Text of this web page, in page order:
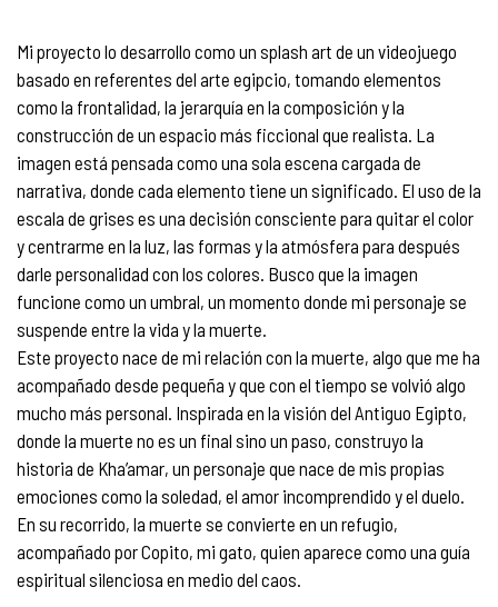
Mi proyecto lo desarrollo como un splash art de un videojuego
basado en referentes del arte egipcio, tomando elementos
como la frontalidad, la jerarquía en la composición y la
construcción de un espacio más ficcional que realista. La
imagen está pensada como una sola escena cargada de
narrativa, donde cada elemento tiene un significado. El uso de la
escala de grises es una decisión consciente para quitar el color
y centrarme en la luz, las formas y la atmósfera para después
darle personalidad con los colores. Busco que la imagen
funcione como un umbral, un momento donde mi personaje se
suspende entre la vida y la muerte.
Este proyecto nace de mi relación con la muerte, algo que me ha
acompañado desde pequeña y que con el tiempo se volvió algo
mucho más personal. Inspirada en la visión del Antiguo Egipto,
donde la muerte no es un final sino un paso, construyo la
historia de Kha’amar, un personaje que nace de mis propias
emociones como la soledad, el amor incomprendido y el duelo.
En su recorrido, la muerte se convierte en un refugio,
acompañado por Copito, mi gato, quien aparece como una guía
espiritual silenciosa en medio del caos.